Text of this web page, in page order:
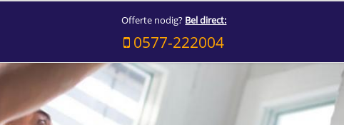
Offerte nodig? Bel direct:
0577-222004